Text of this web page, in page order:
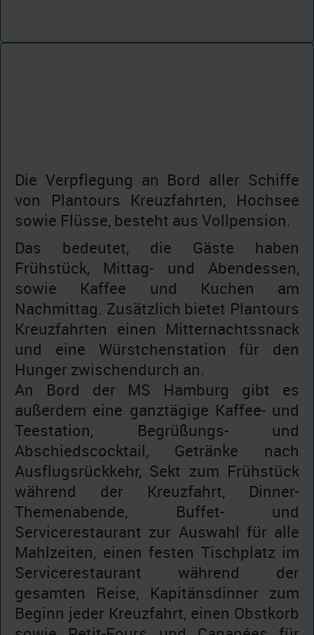
Die Verpflegung an Bord aller Schiffe
von Plantours Kreuzfahrten, Hochsee
sowie Flüsse, besteht aus Vollpension.
Das bedeutet, die Gäste haben
Frühstück, Mittag- und Abendessen,
sowie Kaffee und Kuchen am
Nachmittag. Zusätzlich bietet Plantours
Kreuzfahrten einen Mitternachtssnack
und eine Würstchenstation für den
Hunger zwischendurch an.
An Bord der MS Hamburg gibt es
außerdem eine ganztägige Kaffee- und
Teestation, Begrüßungs- und
Abschiedscocktail, Getränke nach
Ausflugsrückkehr, Sekt zum Frühstück
während der Kreuzfahrt, Dinner-
Themenabende, Buffet- und
Servicerestaurant zur Auswahl für alle
Mahlzeiten, einen festen Tischplatz im
Servicerestaurant während der
gesamten Reise, Kapitänsdinner zum
Beginn jeder Kreuzfahrt, einen Obstkorb